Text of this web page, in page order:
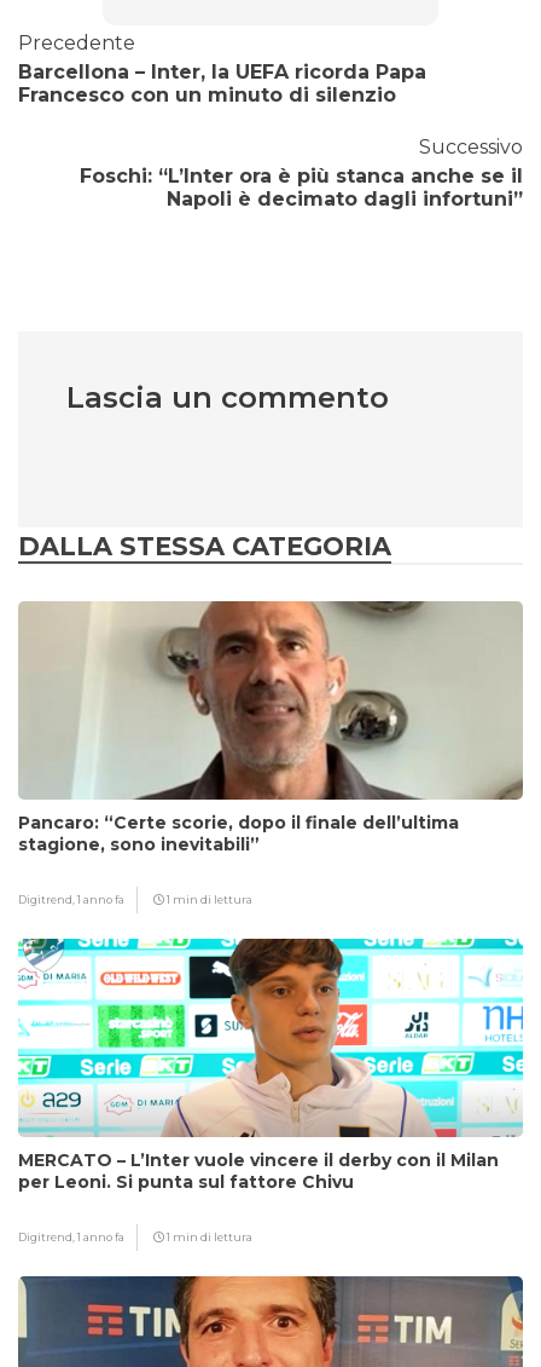
Precedente
Barcellona – Inter, la UEFA ricorda Papa
Francesco con un minuto di silenzio
Successivo
Foschi: “L’Inter ora è più stanca anche se il
Napoli è decimato dagli infortuni”
Lascia un commento
DALLA STESSA CATEGORIA
Pancaro: “Certe scorie, dopo il finale dell’ultima
stagione, sono inevitabili”
Digitrend,1 anno fa 1 min di lettura
MERCATO – L’Inter vuole vincere il derby con il Milan
per Leoni. Si punta sul fattore Chivu
Digitrend,1 anno fa 1 min di lettura